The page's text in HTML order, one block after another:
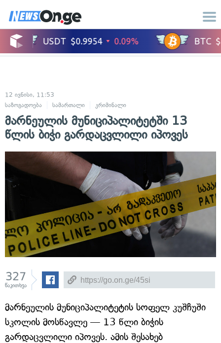
12 ივნისი, 11:53
საზოგადოება
სამართალი კრიმინალი
მარნეულის მუნიციპალიტეტში 13
წლის ბიჭი გარდაცვლილი იპოვეს
327
წაკითხვა
მარნეულის მუნიციპალიტეტის სოფელ კუშჩუში
სკოლის მოსწავლე — 13 წლი ბიჭის
გარდაცვლილი იპოვეს. ამის შესახებ